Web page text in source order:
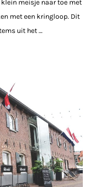
meisje naar toe met
met een kringloop. Dit
uit het …